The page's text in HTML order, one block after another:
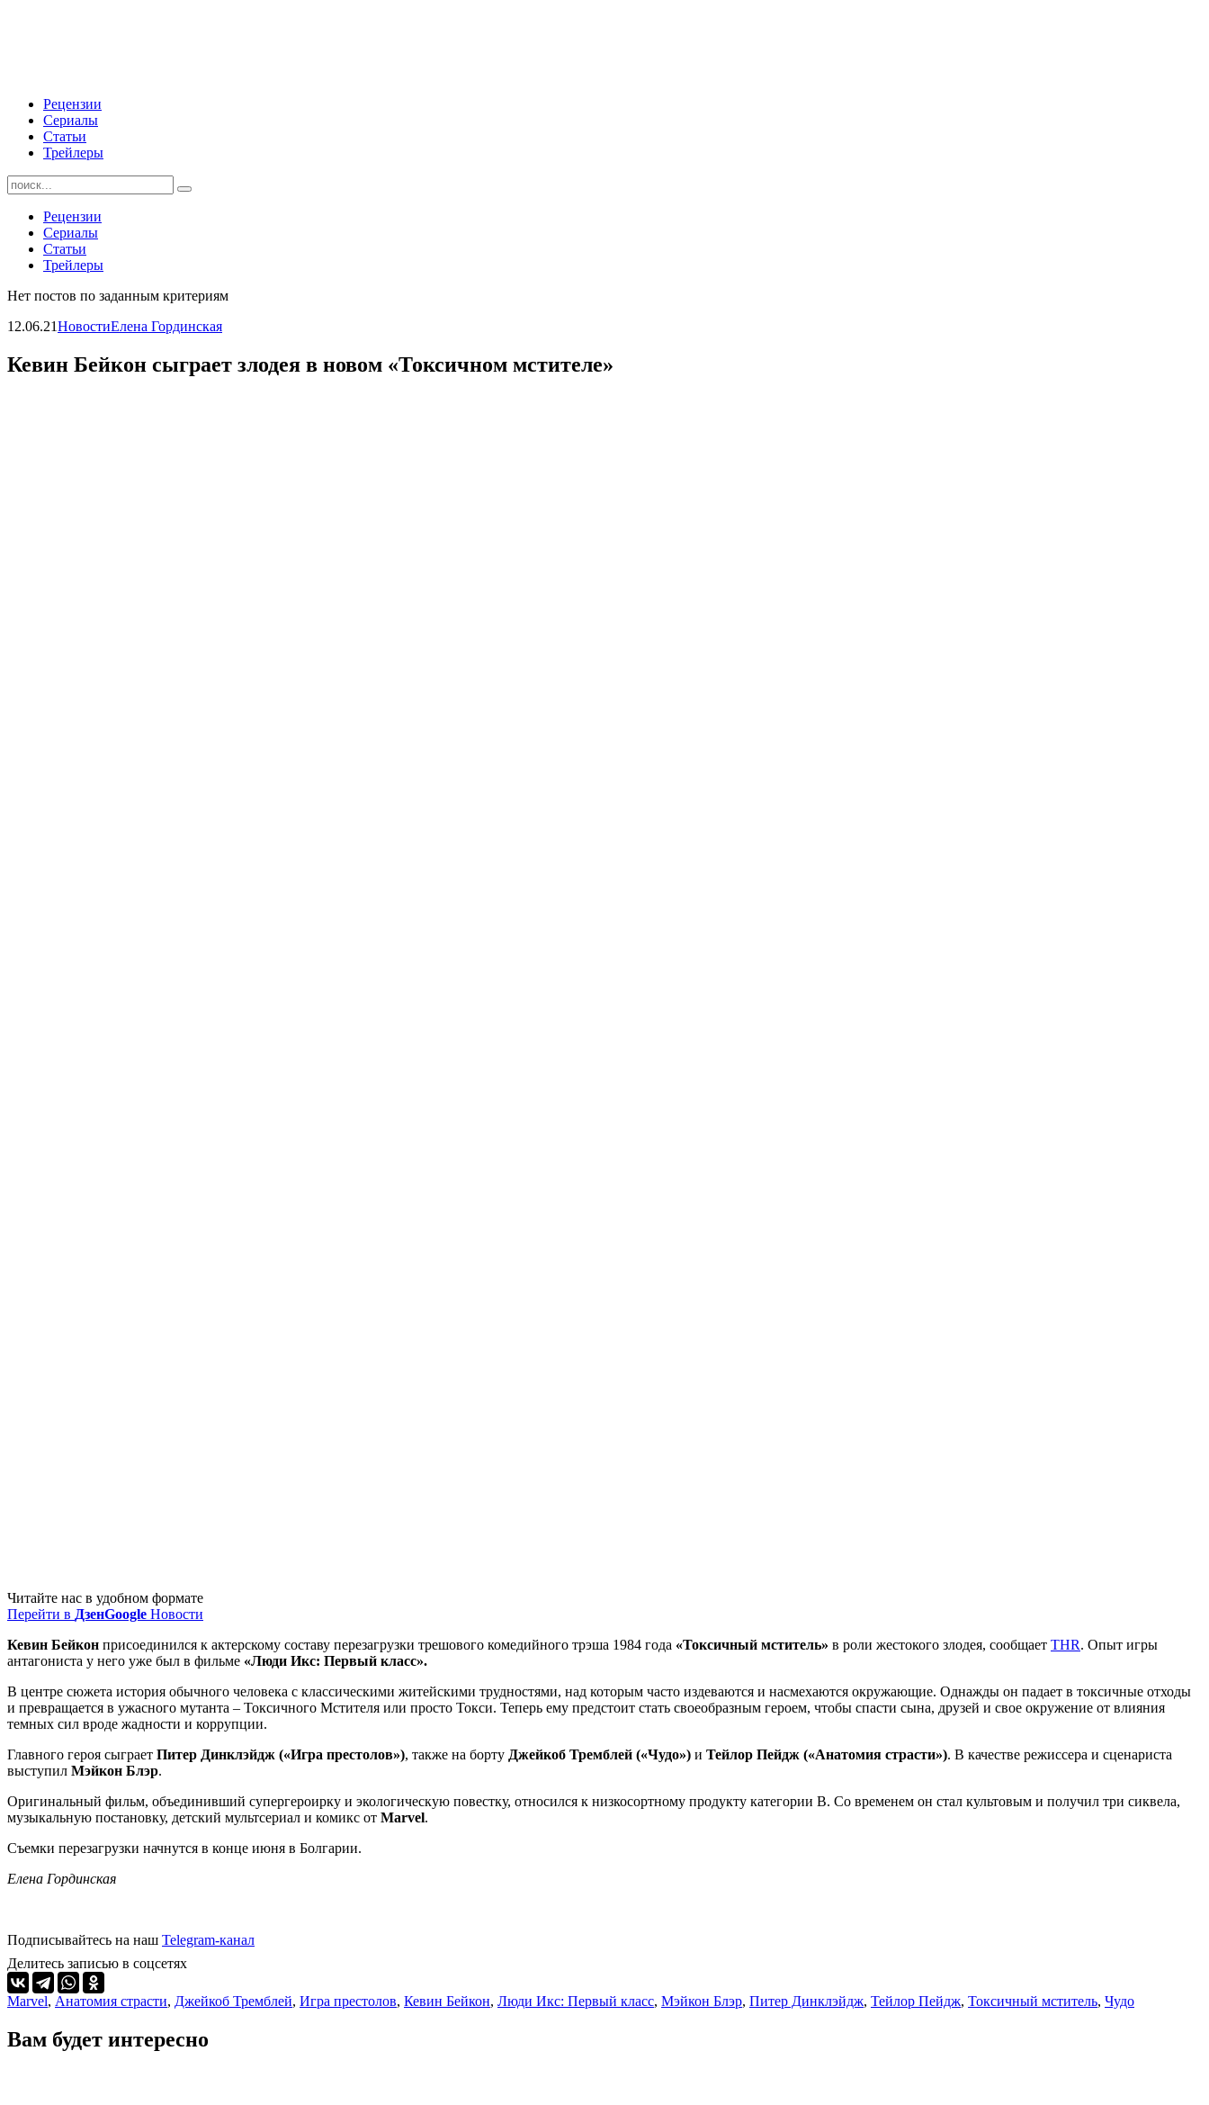
Рецензии
Сериалы
Статьи
Трейлеры
Найти:
Рецензии
Сериалы
Статьи
Трейлеры
Нет постов по заданным критериям
12.06.21НовостиЕлена Гординская
Кевин Бейкон сыграет злодея в новом «Токсичном мстителе»
Читайте нас в удобном формате
Перейти в ДзенGoogle Новости
Кевин Бейкон присоединился к актерскому составу перезагрузки трешового комедийного трэша 1984 года «Токсичный мститель» в роли жестокого злодея, сообщает THR. Опыт игры
антагониста у него уже был в фильме «Люди Икс: Первый класс».
В центре сюжета история обычного человека с классическими житейскими трудностями, над которым часто издеваются и насмехаются окружающие. Однажды он падает в токсичные отходы
и превращается в ужасного мутанта – Токсичного Мстителя или просто Токси. Теперь ему предстоит стать своеобразным героем, чтобы спасти сына, друзей и свое окружение от влияния
темных сил вроде жадности и коррупции.
Главного героя сыграет Питер Динклэйдж («Игра престолов»), также на борту Джейкоб Тремблей («Чудо») и Тейлор Пейдж («Анатомия страсти»). В качестве режиссера и сценариста
выступил Мэйкон Блэр.
Оригинальный фильм, объединивший супергероирку и экологическую повестку, относился к низкосортному продукту категории B. Со временем он стал культовым и получил три сиквела,
музыкальную постановку, детский мультсериал и комикс от Marvel.
Съемки перезагрузки начнутся в конце июня в Болгарии.
Елена Гординская
Подписывайтесь на наш Telegram-канал
Делитесь записью в соцсетях
Marvel, Анатомия страсти, Джейкоб Тремблей, Игра престолов, Кевин Бейкон, Люди Икс: Первый класс, Мэйкон Блэр, Питер Динклэйдж, Тейлор Пейдж, Токсичный мститель, Чудо
Вам будет интересно